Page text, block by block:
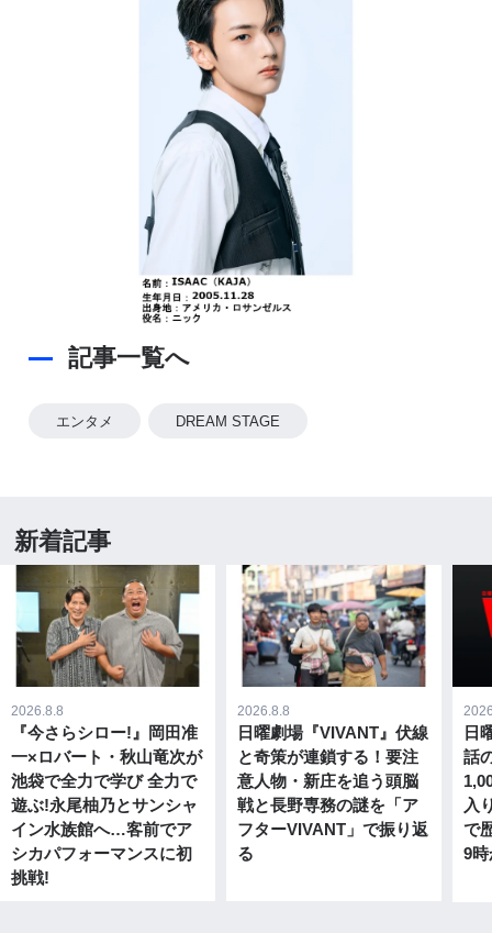
記事一覧へ
エンタメ DREAM STAGE
新着記事
『今さらシロー!』岡田准
一×ロバート・秋山竜次が
池袋で全力で学び 全力で
遊ぶ!永尾柚乃とサンシャ
イン水族館へ…客前でア
シカパフォーマンスに初
挑戦!
2026.8.8
日曜劇場『VIVANT』伏線
と奇策が連鎖する！要注
意人物・新庄を追う頭脳
戦と長野専務の謎を「ア
フターVIVANT」で振り返
る
2026.8.8
日
話
入
で
9